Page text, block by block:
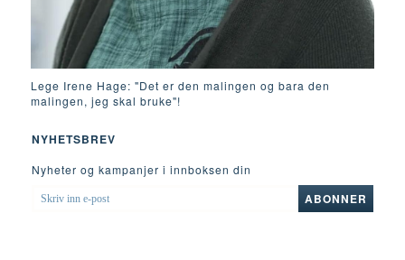
Lege Irene Hage: "Det er den malingen og bara den
malingen, jeg skal bruke"!
NYHETSBREV
Nyheter og kampanjer i innboksen din
SKRIV
INN
ABONNER